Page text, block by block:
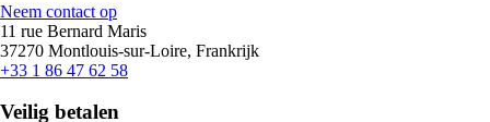
Neem contact op
11 rue Bernard Maris
37270 Montlouis-sur-Loire, Frankrijk
+33 1 86 47 62 58
Veilig betalen